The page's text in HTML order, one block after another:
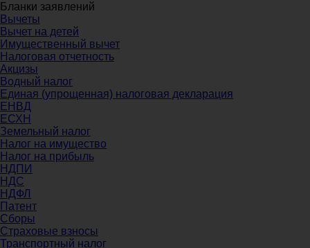
Бланки заявлений
Вычеты
Вычет на детей
Имущественный вычет
Налоговая отчетность
Акцизы
Водный налог
Единая (упрощенная) налоговая декларация
ЕНВД
ЕСХН
Земельный налог
Налог на имущество
Налог на прибыль
НДПИ
НДС
НДФЛ
Патент
Сборы
Страховые взносы
Транспортный налог